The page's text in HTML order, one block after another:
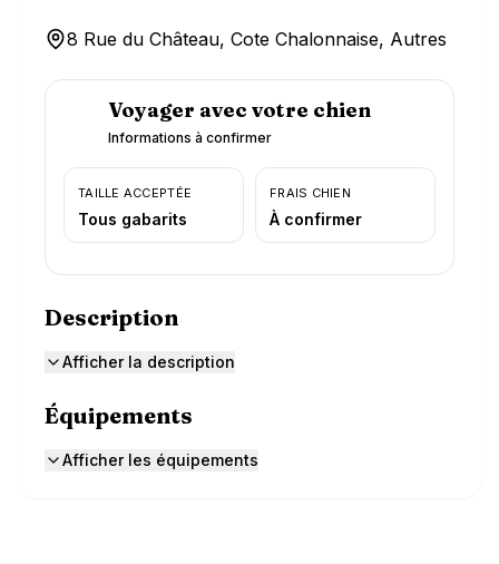
8 Rue du Château, Cote Chalonnaise, Autres
Voyager avec votre chien
Informations à confirmer
TAILLE ACCEPTÉE
Tous gabarits
FRAIS CHIEN
À confirmer
Description
Afficher la description
Équipements
Afficher les équipements